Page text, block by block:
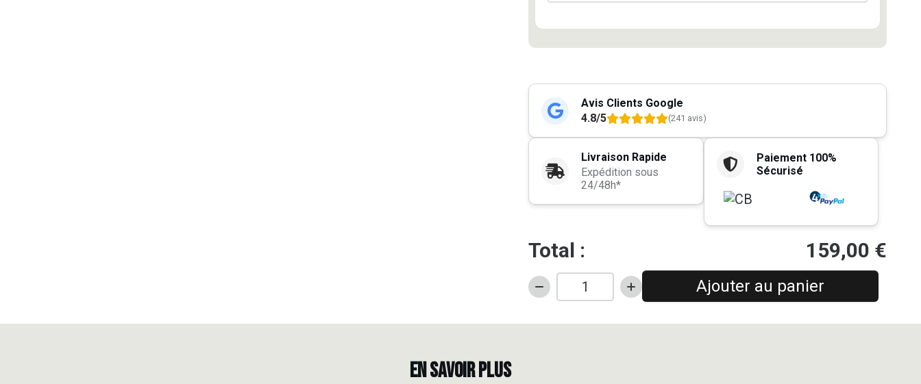
Avis Clients Google
4.8/5
(241 avis)
Livraison Rapide
Expédition sous
24/48h*
Paiement 100%
Sécurisé
Total : 159,00 €
quantité
Kit
Ajouter au panier
EN SAVOIR PLUS